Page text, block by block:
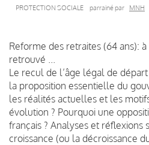
PROTECTION SOCIALE parrainé par MNH
Reforme des retraites (64 ans):
retrouvé ...
Le recul de l’âge légal de
la proposition essentielle du
les réalités actuelles et les
évolution ? Pourquoi une
français ? Analyses et
croissance (ou la décroissance